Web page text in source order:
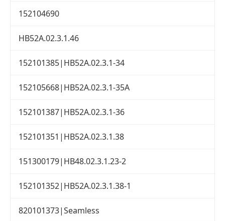
152104690
HB52A.02.3.1.46
152101385|HB52A.02.3.1-34
152105668|HB52A.02.3.1-35A
152101387|HB52A.02.3.1-36
152101351|HB52A.02.3.1.38
151300179|HB48.02.3.1.23-2
152101352|HB52A.02.3.1.38-1
820101373|Seamless